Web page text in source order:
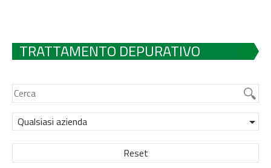
TRATTAMENTO DEPURATIVO
Qualsiasi azienda
Reset